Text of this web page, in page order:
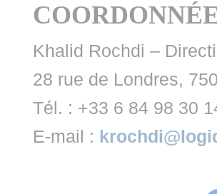
Khalid Rochdi –
28 rue de Londres,
Tél. : +33 6 84 98 30
E-mail :